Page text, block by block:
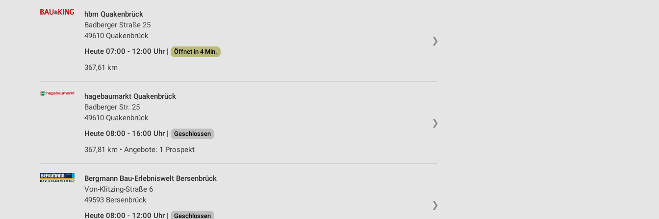
❯
hbm Quakenbrück
Badberger Straße 25
49610 Quakenbrück
Heute 07:00 - 12:00 Uhr |
Öffnet in 4 Min.
367,61 km
❯
hagebaumarkt Quakenbrück
Badberger Str. 25
49610 Quakenbrück
Heute 08:00 - 16:00 Uhr |
Geschlossen
367,81 km • Angebote: 1 Prospekt
❯
Bergmann Bau-Erlebniswelt Bersenbrück
Von-Klitzing-Straße 6
49593 Bersenbrück
Heute 08:00 - 12:00 Uhr |
Geschlossen